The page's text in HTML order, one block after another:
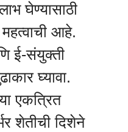
घेण्यासाठी
आहे.
ई-संयुक्ती
घ्यावा.
एकत्रित
शेतीची दिशेने